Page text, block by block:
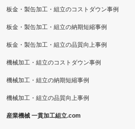
板金・製缶加工・組立のコストダウン事例
板金・製缶加工・組立の納期短縮事例
板金・製缶加工・組立の品質向上事例
機械加工・組立のコストダウン事例
機械加工・組立の納期短縮事例
機械加工・組立の品質向上事例
産業機械 一貫加工組立.com